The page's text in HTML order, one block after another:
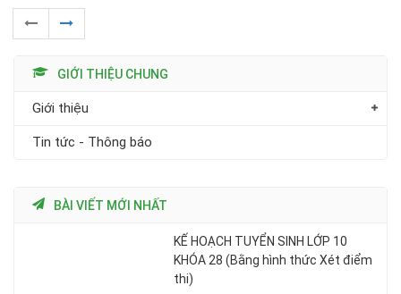
GIỚI THIỆU CHUNG
Giới thiệu
Tin tức - Thông báo
BÀI VIẾT MỚI NHẤT
KẾ HOẠCH TUYỂN SINH LỚP 10
KHÓA 28 (Bằng hình thức Xét điểm
thi)